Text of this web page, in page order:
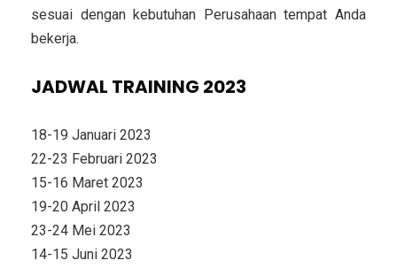
sesuai dengan kebutuhan Perusahaan tempat Anda
bekerja.
JADWAL TRAINING 2023
18-19 Januari 2023
22-23 Februari 2023
15-16 Maret 2023
19-20 April 2023
23-24 Mei 2023
14-15 Juni 2023